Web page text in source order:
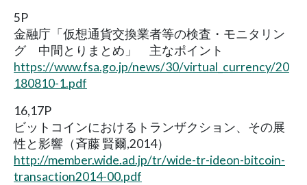
5P
金融庁「仮想通貨交換業者等の検査・モニタリン
グ 中間とりまとめ」 主なポイント
https://www.fsa.go.jp/news/30/virtual_currency/20
180810-1.pdf
16,17P
ビットコインにおけるトランザクション、その展
性と影響（斉藤 賢爾,2014）
http://member.wide.ad.jp/tr/wide-tr-ideon-bitcoin-
transaction2014-00.pdf